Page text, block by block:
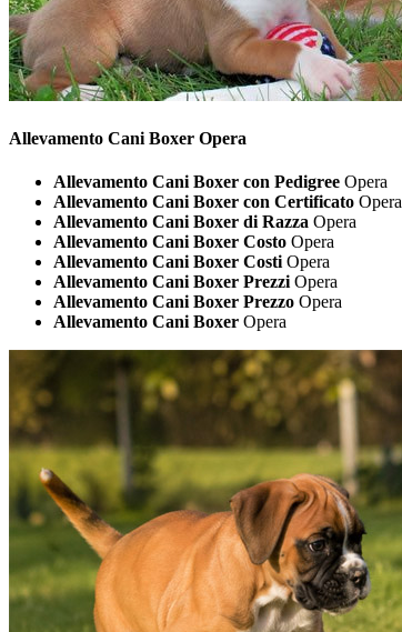
Allevamento Cani Boxer Opera
Allevamento Cani Boxer con Pedigree Opera
Allevamento Cani Boxer con Certificato Opera
Allevamento Cani Boxer di Razza Opera
Allevamento Cani Boxer Costo Opera
Allevamento Cani Boxer Costi Opera
Allevamento Cani Boxer Prezzi Opera
Allevamento Cani Boxer Prezzo Opera
Allevamento Cani Boxer Opera